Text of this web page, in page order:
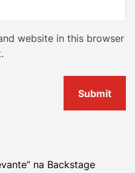
website in this browser
na Backstage